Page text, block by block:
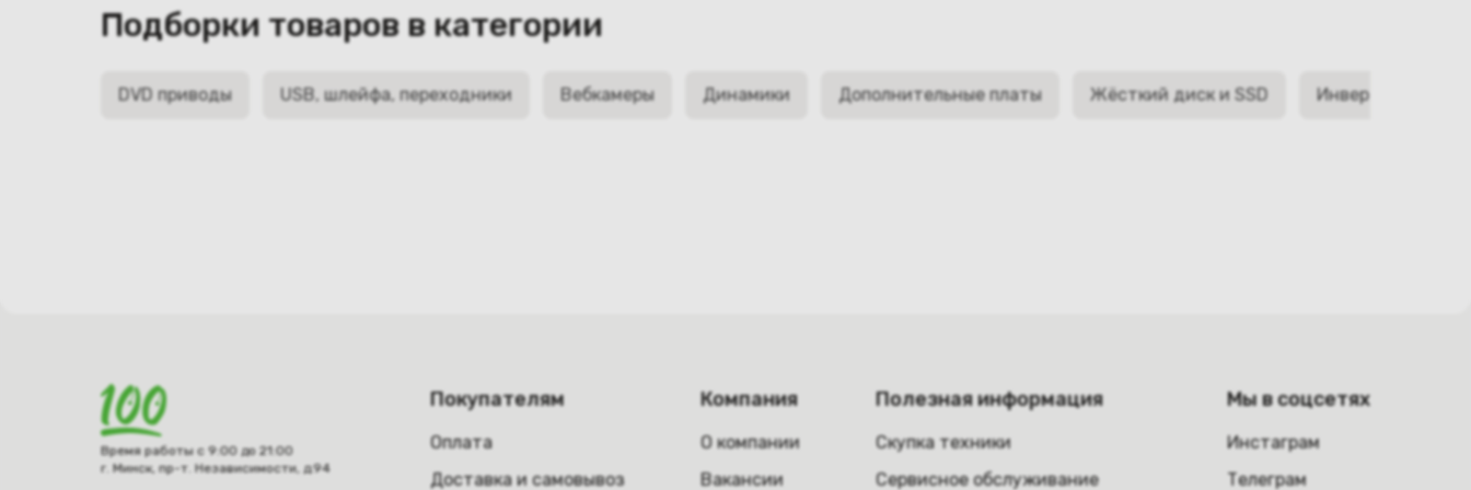
Подборки товаров в категории
DVD приводы USB, шлейфа, переходники Вебкамеры Динамики Дополнительные платы Жёсткий диск и SSD Инверторы
Время работы с 9:00 до 21:00
г. Минск, пр-т. Независимости, д.94
Покупателям
Оплата
Доставка и самовывоз
Компания
О компании
Вакансии
Полезная информация
Скупка техники
Сервисное обслуживание
Мы в соцсетях
Инстаграм
Телеграм